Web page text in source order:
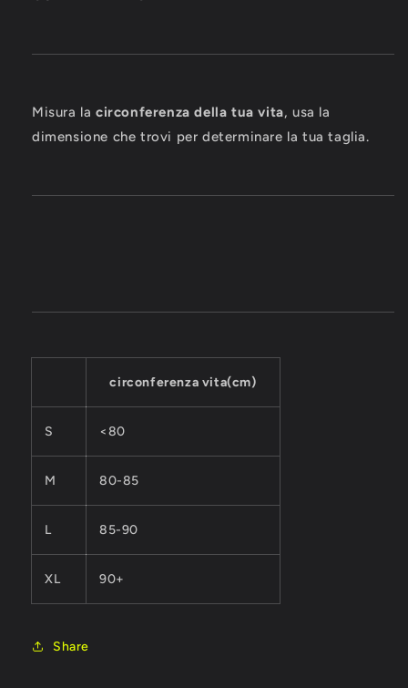
Misura la circonferenza della tua vita, usa la
dimensione che trovi per determinare la tua taglia.
circonferenza vita(cm)
S <80
M 80-85
L 85-90
XL 90+
Share